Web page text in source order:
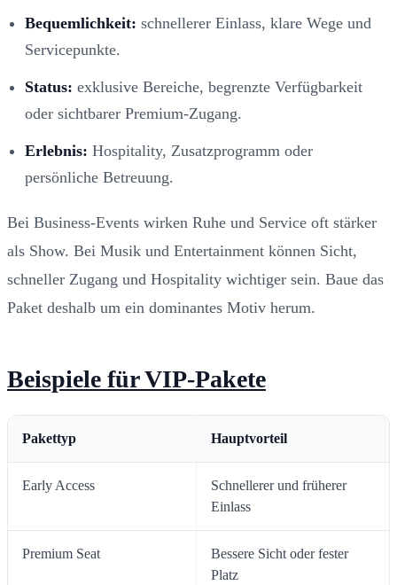
Bequemlichkeit: schnellerer Einlass, klare Wege und
Servicepunkte.
Status: exklusive Bereiche, begrenzte Verfügbarkeit
oder sichtbarer Premium-Zugang.
Erlebnis: Hospitality, Zusatzprogramm oder
persönliche Betreuung.
Bei Business-Events wirken Ruhe und Service oft stärker
als Show. Bei Musik und Entertainment können Sicht,
schneller Zugang und Hospitality wichtiger sein. Baue das
Paket deshalb um ein dominantes Motiv herum.
Beispiele für VIP-Pakete
Pakettyp Hauptvorteil
Early Access
Schnellerer und früherer
Einlass
Premium Seat
Bessere Sicht oder fester
Platz